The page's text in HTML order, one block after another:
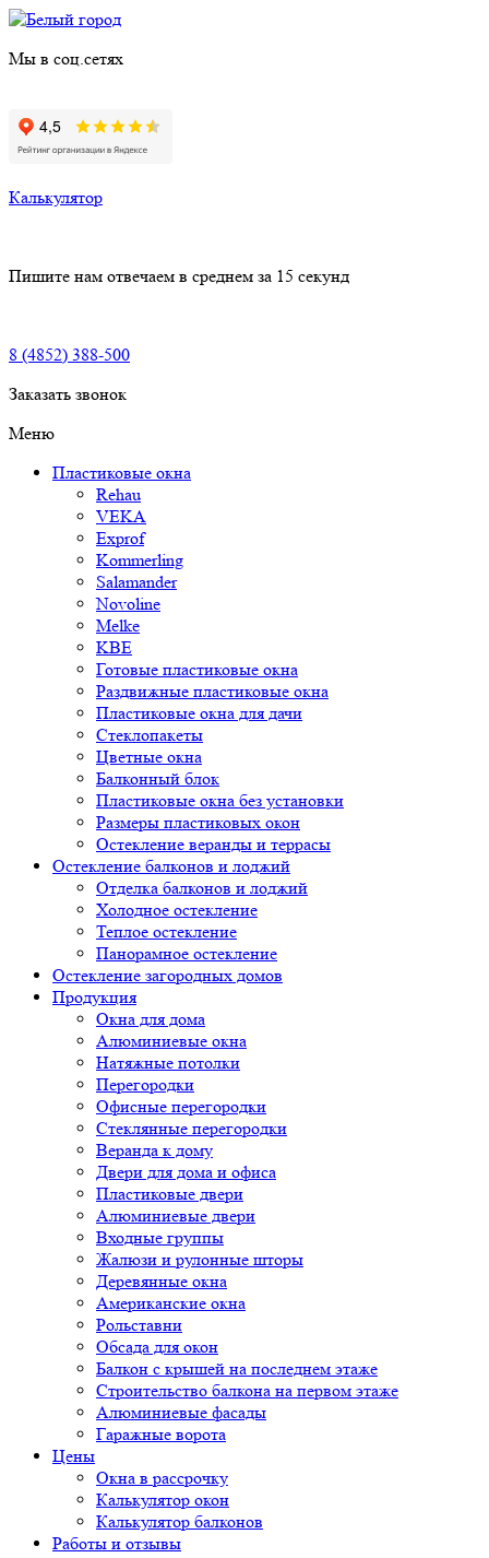
Мы в соц.сетях
Калькулятор
Пишите нам отвечаем в среднем за 15 секунд
8 (4852) 388-500
Заказать звонок
Меню
Пластиковые окна
Rehau
VEKA
Exprof
Kommerling
Salamander
Novoline
Melke
KBE
Готовые пластиковые окна
Раздвижные пластиковые окна
Пластиковые окна для дачи
Стеклопакеты
Цветные окна
Балконный блок
Пластиковые окна без установки
Размеры пластиковых окон
Остекление веранды и террасы
Остекление балконов и лоджий
Отделка балконов и лоджий
Холодное остекление
Теплое остекление
Панорамное остекление
Остекление загородных домов
Продукция
Окна для дома
Алюминиевые окна
Натяжные потолки
Перегородки
Офисные перегородки
Стеклянные перегородки
Веранда к дому
Двери для дома и офиса
Пластиковые двери
Алюминиевые двери
Входные группы
Жалюзи и рулонные шторы
Деревянные окна
Американские окна
Рольставни
Обсада для окон
Балкон с крышей на последнем этаже
Строительство балкона на первом этаже
Алюминиевые фасады
Гаражные ворота
Цены
Окна в рассрочку
Калькулятор окон
Калькулятор балконов
Работы и отзывы